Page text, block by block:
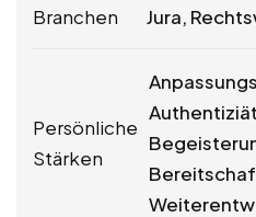
Branchen Jura,
Persönliche
Stärken